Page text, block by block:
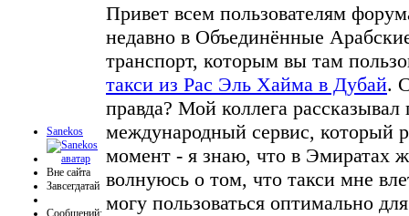
Sanekos
Вне сайта
Завсегдатай
Сообщений:
Привет всем пользователям
недавно в Объединённые
транспорт, которым вы там
такси из Рас Эль Хайма в Дубай.
правда? Мой коллега
международный сервис, который
момент - я знаю, что в Эмиратах
волнуюсь о том, что такси мне
могу пользоваться оптимально